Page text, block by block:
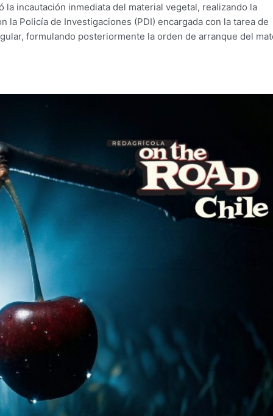
incautación inmediata del material vegetal, realizando la
Policía de Investigaciones (PDI) encargada con la tarea de
formulando posteriormente la orden de arranque del